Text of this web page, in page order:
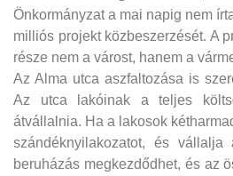
Önkormányzat a mai napig nem
milliós projekt közbeszerzését. A
része nem a várost, hanem a
Az Alma utca aszfaltozása is
Az utca lakóinak a teljes
átvállalnia. Ha a lakosok
szándéknyilakozatot, és
beruházás megkezdődhet, és az